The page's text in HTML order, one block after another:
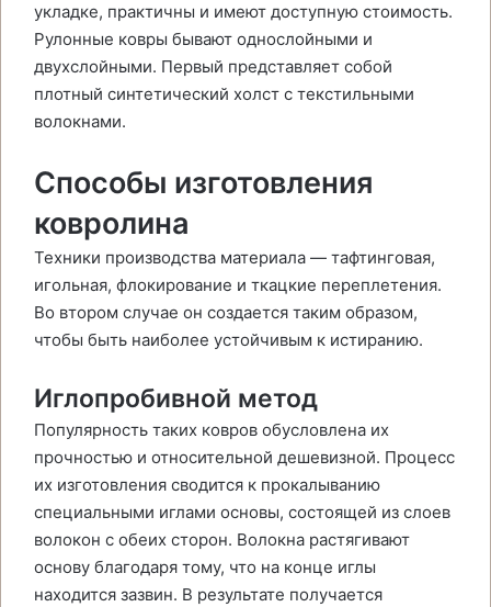
укладке, практичны и имеют доступную стоимость.
Рулонные ковры бывают однослойными и
двухслойными. Первый представляет собой
плотный синтетический холст с текстильными
волокнами.
Способы изготовления
ковролина
Техники производства материала — тафтинговая,
игольная, флокирование и ткацкие переплетения.
Во втором случае он создается таким образом,
чтобы быть наиболее устойчивым к истиранию.
Иглопробивной метод
Популярность таких ковров обусловлена их
прочностью и относительной дешевизной. Процесс
их изготовления сводится к прокалыванию
специальными иглами основы, состоящей из слоев
волокон с обеих сторон. Волокна растягивают
основу благодаря тому, что на конце иглы
находится зазвин. В результате получается